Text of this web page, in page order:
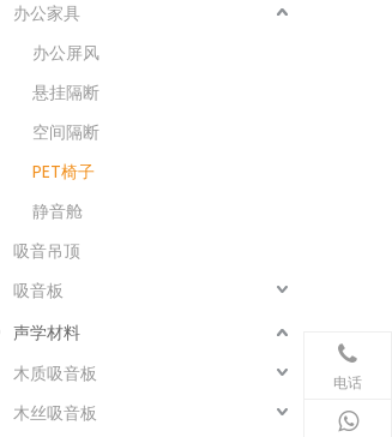
办公家具
办公屏风
悬挂隔断
空间隔断
PET椅子
静音舱
吸音吊顶
吸音板
声学材料
木质吸音板
木丝吸音板
电话